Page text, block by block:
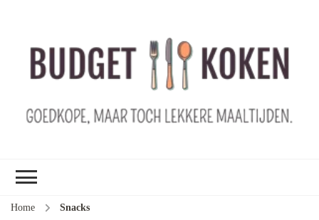
Home Snacks